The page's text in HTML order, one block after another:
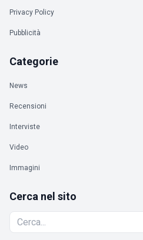
Privacy Policy
Pubblicità
Categorie
News
Recensioni
Interviste
Video
Immagini
Cerca nel sito